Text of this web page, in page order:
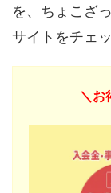
を、ちょこざ
サイトをチェ
＼お